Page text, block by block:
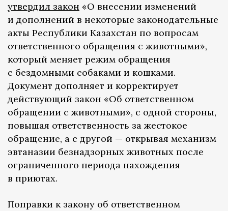
утвердил закон «О внесении изменений
и дополнений в некоторые законодательные
акты Республики Казахстан по вопросам
ответственного обращения с животными»,
который меняет режим обращения
с бездомными собаками и кошками.
Документ дополняет и корректирует
действующий закон «Об ответственном
обращении с животными», с одной стороны,
повышая ответственность за жестокое
обращение, а с другой — открывая механизм
эвтаназии безнадзорных животных после
ограниченного периода нахождения
в приютах.
Поправки к закону об ответственном